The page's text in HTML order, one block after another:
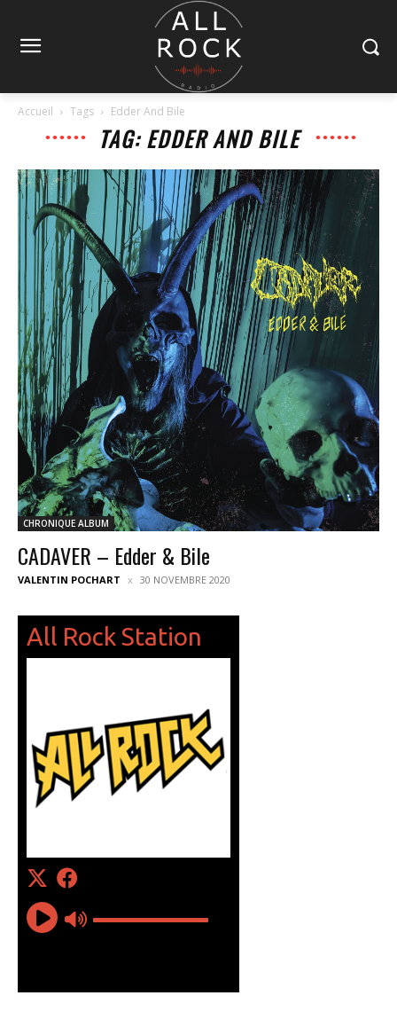
Accueil Tags Edder And Bile
TAG: EDDER AND BILE
CHRONIQUE ALBUM
CADAVER – Edder & Bile
VALENTIN POCHART 30 NOVEMBRE 2020